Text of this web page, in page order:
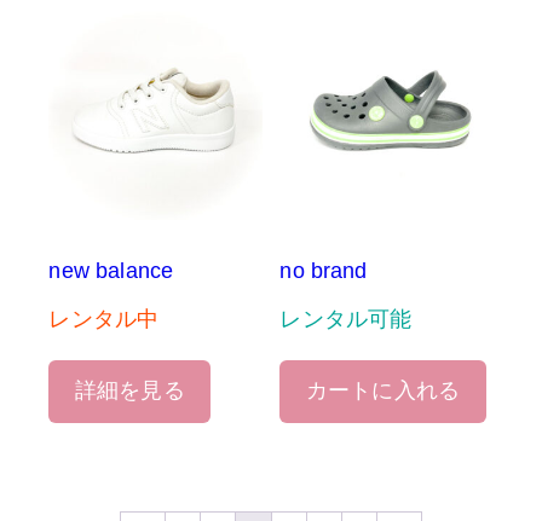
new balance
レンタル中
詳細を見る
no brand
レンタル可能
カートに入れる